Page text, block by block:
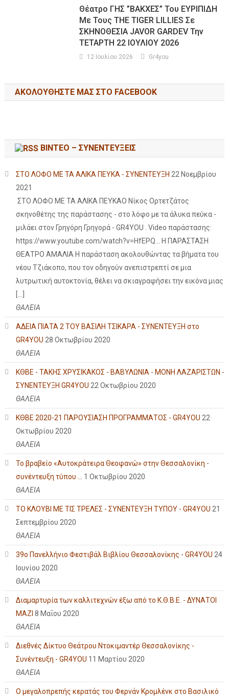
Θέατρο ΓΗΣ ”ΒΑΚΧΕΣ” Του ΕΥΡΙΠΙΔΗ
Με Τους THE TIGER LILLIES Σε
ΣΚΗΝΟΘΕΣΙΑ JAVOR GARDEV Την
ΤΕΤΑΡΤΗ 22 ΙΟΥΛΙΟΥ 2026
12 Ιουλίου 2026 Gr4you
ΑΚΟΛΟΥΘΉΣΤΕ ΜΑΣ ΣΤΟ FACEBOOK
ΒΙΝΤΕΟ – ΣΥΝΕΝΤΕΥΞΕΙΣ
ΣΤΟ ΛΟΦΟ ΜΕ ΤΑ ΑΛΙΚΑ ΠΕΥΚΑ - ΣΥΝΕΝΤΕΥΞΗ 22 Νοεμβρίου
2021
ΣΤΟ ΛΟΦΟ ΜΕ ΤΑ ΑΛΙΚΑ ΠΕΥΚΑΟ Νίκος Ορτετζάτος
σκηνοθέτης της παράστασης - στο λόφο με τα άλυκα πεύκα -
μιλάει στον Γρηγόρη Γρηγορά - GR4YOU . Video παράστασης:
https://www.youtube.com/watch?v=HfEPQ... Η ΠΑΡΑΣΤΑΣΗ
ΘΕΑΤΡΟ ΑΜΑΛΙΑ Η παράσταση ακολουθώντας τα βήματα του
νέου Τζιάκοπο, που τον οδηγούν ανεπιστρεπτί σε μια
λυτρωτική αυτοκτονία, θέλει να σκιαγραφήσει την εικόνα μιας
[…]
ΘΑΛΕΙΑ
ΑΔΕΙΑ ΠΙΑΤΑ 2 ΤΟΥ ΒΑΣΙΛΗ ΤΣΙΚΑΡΑ - ΣΥΝΕΝΤΕΥΞΗ στο
GR4YOU 28 Οκτωβρίου 2020
ΘΑΛΕΙΑ
ΚΘΒΕ - ΤΑΚΗΣ ΧΡΥΣΙΚΑΚΟΣ - ΒΑΒΥΛΩΝΙΑ - ΜΟΝΗ ΛΑΖΑΡΙΣΤΩΝ -
ΣΥΝΕΝΤΕΥΞΗ GR4YOU 22 Οκτωβρίου 2020
ΘΑΛΕΙΑ
ΚΘΒΕ 2020-21 ΠΑΡΟΥΣΙΑΣΗ ΠΡΟΓΡΑΜΜΑΤΟΣ - GR4YOU 22
Οκτωβρίου 2020
ΘΑΛΕΙΑ
Το βραβείο «Αυτοκράτειρα Θεοφανώ» στην Θεσσαλονίκη -
συνέντευξη τύπου ...
1 Οκτωβρίου 2020
ΘΑΛΕΙΑ
ΤΟ ΚΛΟΥΒΙ ΜΕ ΤΙΣ ΤΡΕΛΕΣ - ΣΥΝΕΝΤΕΥΞΗ ΤΥΠΟΥ - GR4YOU 21
Σεπτεμβρίου 2020
ΘΑΛΕΙΑ
39ο Πανελλήνιο Φεστιβάλ Βιβλίου Θεσσαλονίκης - GR4YOU 24
Ιουνίου 2020
ΘΑΛΕΙΑ
Διαμαρτυρία των καλλιτεχνών έξω από το Κ.Θ.Β.Ε. - ΔΥΝΑΤΟΙ
ΜΑΖΙ 8 Μαΐου 2020
ΘΑΛΕΙΑ
Διεθνές Δίκτυο Θεάτρου Ντοκιμαντέρ Θεσσαλονίκης -
Συνέντευξη - GR4YOU 11 Μαρτίου 2020
ΘΑΛΕΙΑ
Ο μεγαλοπρεπής κερατάς του Φερνάν Κρομλένκ στο Βασιλικό